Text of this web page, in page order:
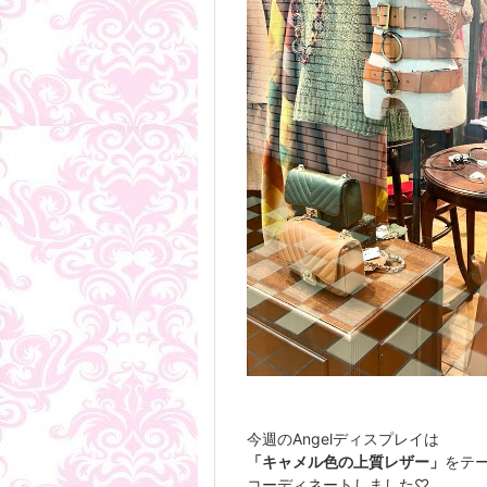
今週のAngelディスプレイは
「キャメル色の上質レザー」 をテ